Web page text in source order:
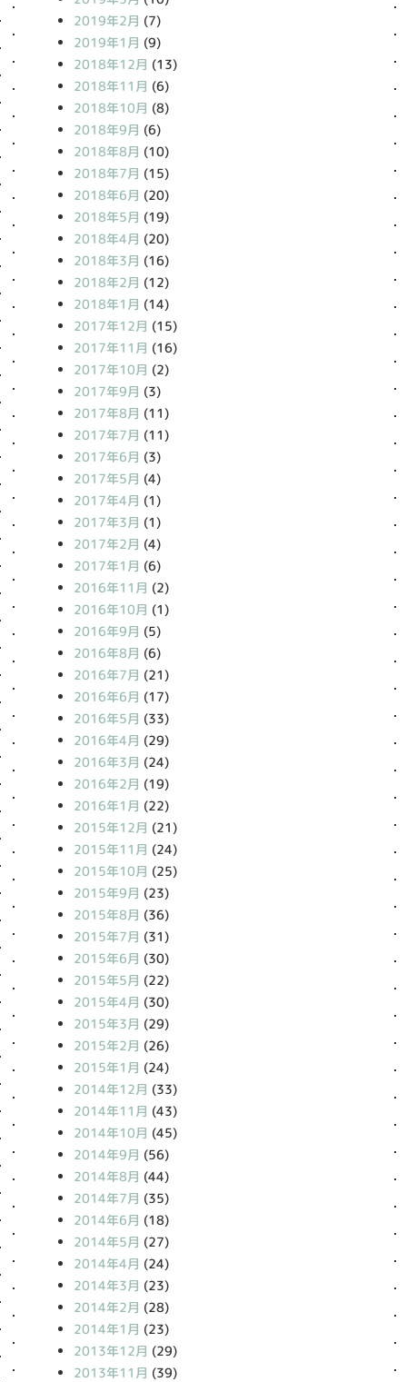
2019年2月 (7)
2019年1月 (9)
2018年12月 (13)
2018年11月 (6)
2018年10月 (8)
2018年9月 (6)
2018年8月 (10)
2018年7月 (15)
2018年6月 (20)
2018年5月 (19)
2018年4月 (20)
2018年3月 (16)
2018年2月 (12)
2018年1月 (14)
2017年12月 (15)
2017年11月 (16)
2017年10月 (2)
2017年9月 (3)
2017年8月 (11)
2017年7月 (11)
2017年6月 (3)
2017年5月 (4)
2017年4月 (1)
2017年3月 (1)
2017年2月 (4)
2017年1月 (6)
2016年11月 (2)
2016年10月 (1)
2016年9月 (5)
2016年8月 (6)
2016年7月 (21)
2016年6月 (17)
2016年5月 (33)
2016年4月 (29)
2016年3月 (24)
2016年2月 (19)
2016年1月 (22)
2015年12月 (21)
2015年11月 (24)
2015年10月 (25)
2015年9月 (23)
2015年8月 (36)
2015年7月 (31)
2015年6月 (30)
2015年5月 (22)
2015年4月 (30)
2015年3月 (29)
2015年2月 (26)
2015年1月 (24)
2014年12月 (33)
2014年11月 (43)
2014年10月 (45)
2014年9月 (56)
2014年8月 (44)
2014年7月 (35)
2014年6月 (18)
2014年5月 (27)
2014年4月 (24)
2014年3月 (23)
2014年2月 (28)
2014年1月 (23)
2013年12月 (29)
2013年11月 (39)